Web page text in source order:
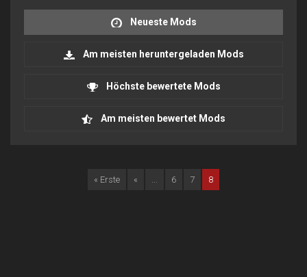
Neueste Mods
Am meisten heruntergeladen Mods
Höchste bewertete Mods
Am meisten bewertet Mods
« Erste « ... 6 7 8